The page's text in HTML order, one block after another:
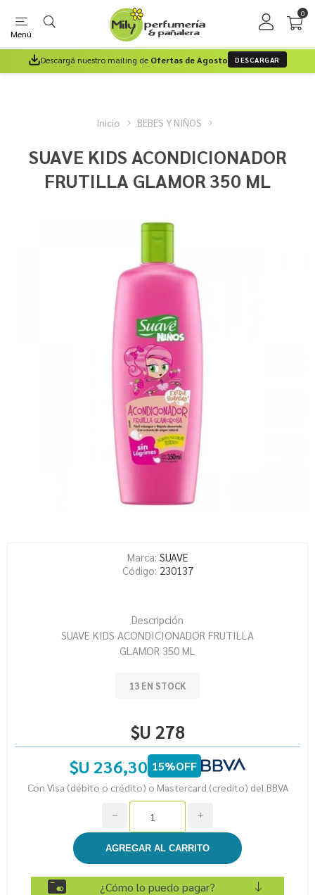
Menú
0
Descargá nuestro mailing de Ofertas de Agosto DESCARGAR
Inicio BEBES Y NIÑOS
SUAVE KIDS ACONDICIONADOR
FRUTILLA GLAMOR 350 ML
Marca: SUAVE
Código: 230137
Descripción
SUAVE KIDS ACONDICIONADOR FRUTILLA
GLAMOR 350 ML
13 EN STOCK
$U 278
$U 236,30 15%OFF
Con Visa (débito o crédito) o Mastercard (credito) del BBVA
i
h
¿Cómo lo puedo pagar?